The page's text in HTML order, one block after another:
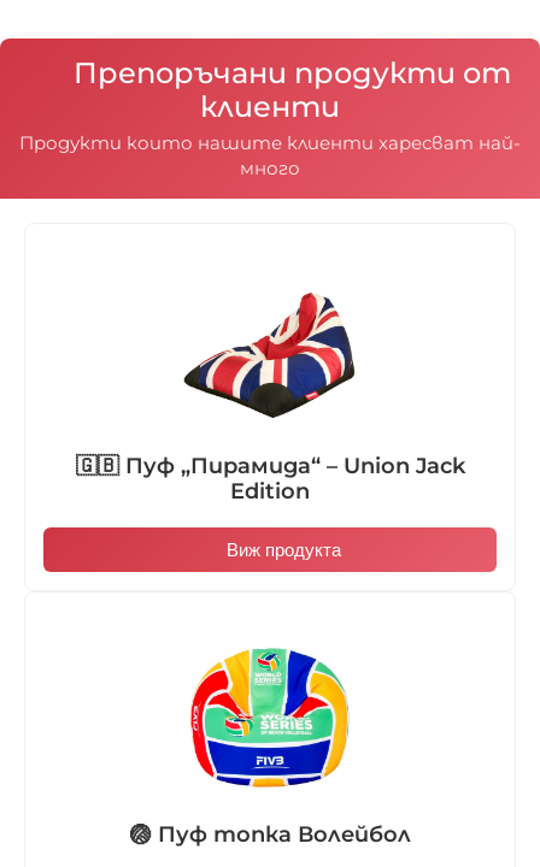
Препоръчани продукти от
клиенти
Продукти които нашите клиенти харесват най-
много
🇬🇧 Пуф „Пирамида“ – Union Jack
Edition
Виж продукта
🏐 Пуф топка Волейбол